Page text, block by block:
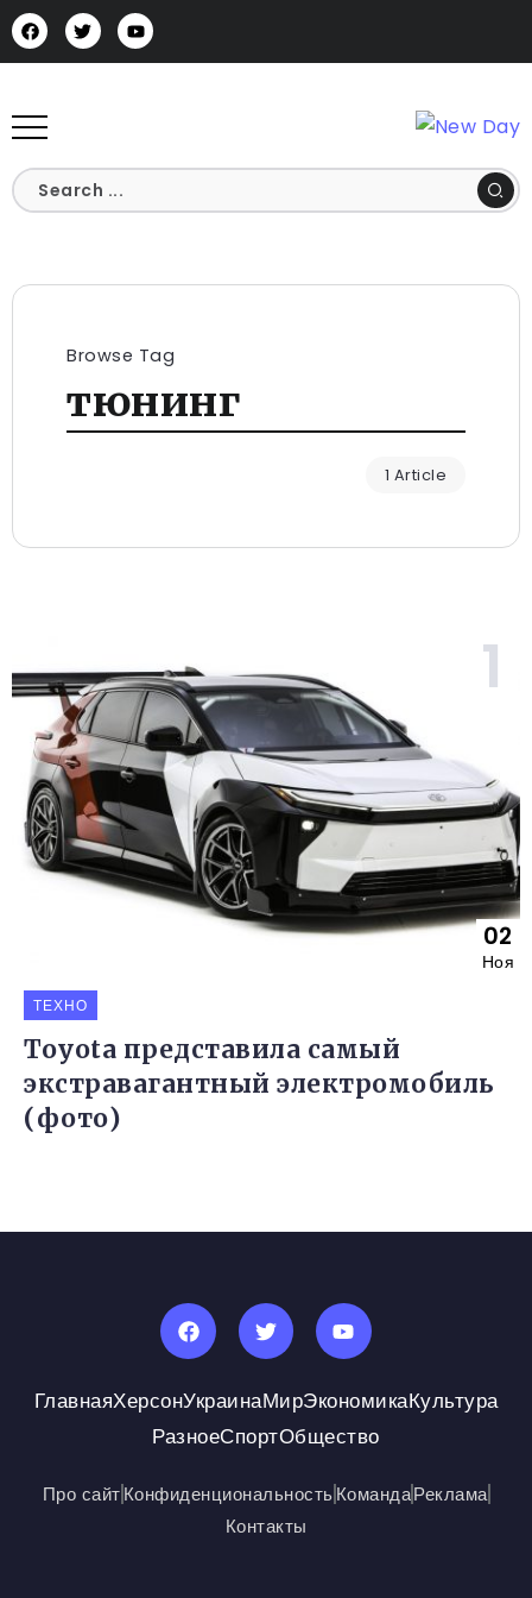
Browse Tag
тюнинг
1 Article
02
Ноя
ТЕХНО
Toyota представила самый
экстравагантный электромобиль
(фото)
ГлавнаяХерсонУкраинаМирЭкономикаКультура
РазноеСпортОбщество
Про сайтКонфиденциональностьКомандаРеклама
Контакты